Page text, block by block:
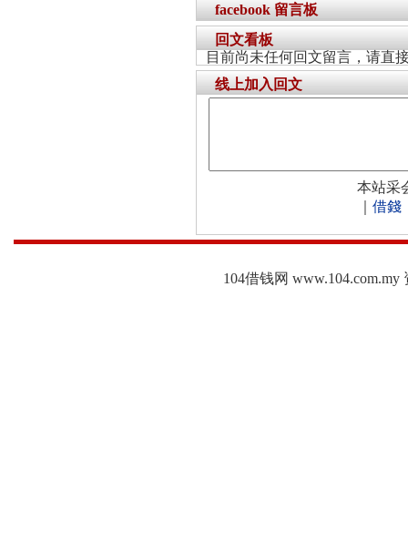
facebook 留言板
回文看板
目前尚未任何回文留言，请直
线上加入回文
本站采
借錢
104借钱网